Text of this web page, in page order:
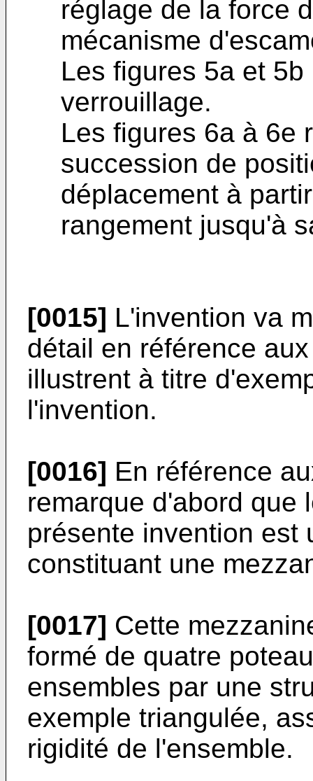
réglage de la force
mécanisme
Les figures 5a et
verrouillage.
Les figures 6a à 6e
succession de
déplacement à
rangement jusqu'à
[0015] L'invention va
détail en référence
illustrent à titre
l'invention.
[0016] En référence
remarque d'abord que
présente invention est
constituant une
[0017] Cette
formé de quatre
ensembles par une
exemple triangulée,
rigidité de l'ensemble.